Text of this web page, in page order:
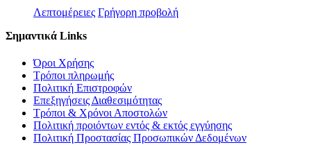
Λεπτομέρειες Γρήγορη προβολή
Σημαντικά Links
Όροι Χρήσης
Τρόποι πληρωμής
Πολιτική Επιστροφών
Επεξηγήσεις Διαθεσιμότητας
Τρόποι & Χρόνοι Αποστολών
Πολιτική προιόντων εντός & εκτός εγγύησης
Πολιτική Προστασίας Προσωπικών Δεδομένων